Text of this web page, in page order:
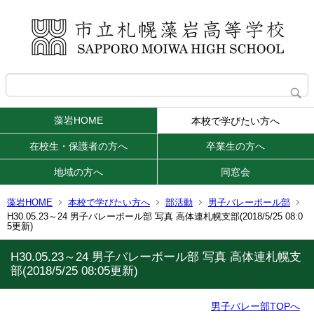
藻岩HOME 本校で学びたい方へ
在校生・保護者の方へ 卒業生の方へ
地域の方へ 同窓会
藻岩HOME 本校で学びたい方へ 部活動
男子バレーボール部
H30.05.23～24 男子バレーボール部 写真 高体連札幌支部(2018/5/25 08:0
5更新)
H30.05.23～24 男子バレーボール部 写真 高体連札幌支
部(2018/5/25 08:05更新)
男子バレー部TOPへ